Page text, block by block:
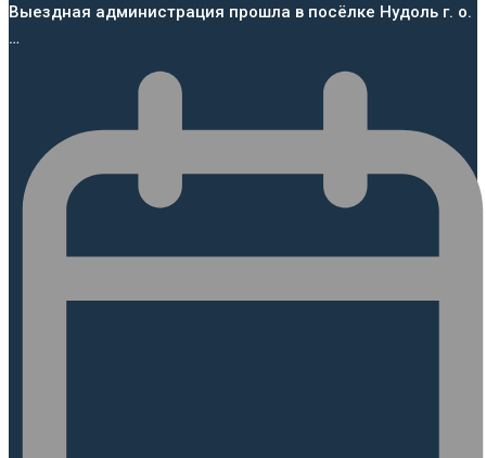
Выездная администрация прошла в посёлке Нудоль г. о.
…